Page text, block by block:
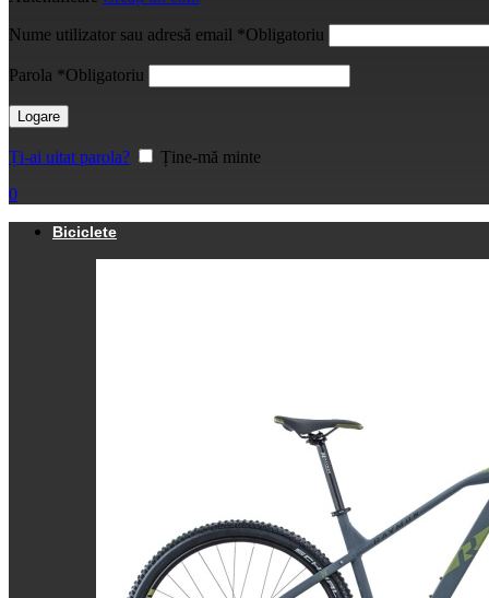
Nume utilizator sau adresă email *Obligatoriu
Parola *Obligatoriu
Logare
Ți-ai uitat parola?
Ține-mă minte
0
Biciclete